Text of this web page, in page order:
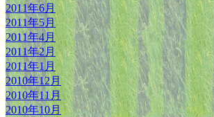
2011年6月
2011年5月
2011年4月
2011年2月
2011年1月
2010年12月
2010年11月
2010年10月